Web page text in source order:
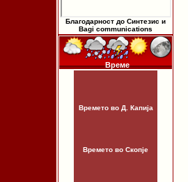
Благодарност до Синтезис и
Bagi communications
Време
Времето во Д. Капија
Времето во Скопје